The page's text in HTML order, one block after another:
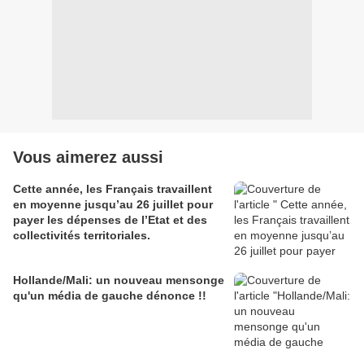
Vous aimerez aussi
Cette année, les Français travaillent
en moyenne jusqu’au 26 juillet pour
payer les dépenses de l’Etat et des
collectivités territoriales.
Hollande/Mali: un nouveau mensonge
qu'un média de gauche dénonce !!